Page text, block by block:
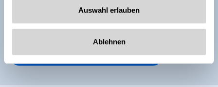
Auswahl erlauben
Ablehnen
Weitere Zimmer und Appartements